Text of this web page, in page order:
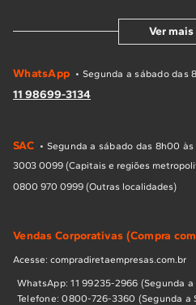
Ver mais
WhatsApp • Segunda a sábado das
11 98699-3134
SAC • Segunda a sábado das 8h00
3003 0099 (Capitais e regiões
0800 970 0999 (Outras localidades)
Vendas Corporativas (Compra com
Acesse: compradiretaempresas.com.br
WhatsApp: 11 99235-2966 (Segunda
Telefone: 0800-726-3360 (Segunda a